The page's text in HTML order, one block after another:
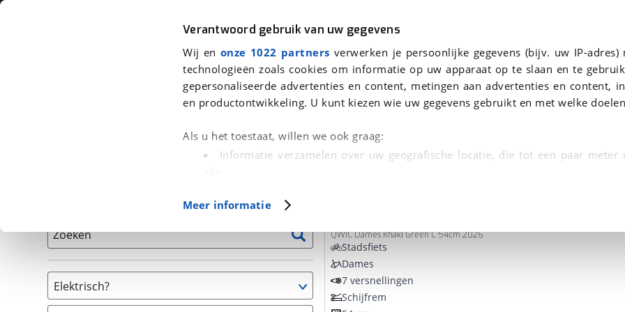
Verantwoord gebruik van uw gegevens
Wij en onze 1022 partners verwerken je persoonlijke gegevens (bijv. uw IP-adres)
technologieën zoals cookies om informatie op uw apparaat op te slaan en te
gepersonaliseerde advertenties en content, metingen aan advertenties en content,
en productontwikkeling. U kunt kiezen wie uw gegevens gebruikt en met welke
Als u het toestaat, willen we ook graag:
Informatie verzamelen over uw geografische locatie, die tot een paar meter
(fingerprinting)
in. U kunt uw toestemming op elk moment wijzigen of
Cookieverklaring.
Met cookies en vergelijkbare technieken zorgen we voor een betere en meer
Functionele cookies zorgen ervoor dat de website goed werkt. Ook gebruiken we
Meer informatie
Auto Fiets Motor
We hebben 2.969 fietsen voor je gevonden
Zoeken
Elektrisch?
Niet elektrisch (763)
QWIC Dames Khaki Green L 54cm 2026
Stadsfiets
Dames
7 versnellingen
Schijfrem